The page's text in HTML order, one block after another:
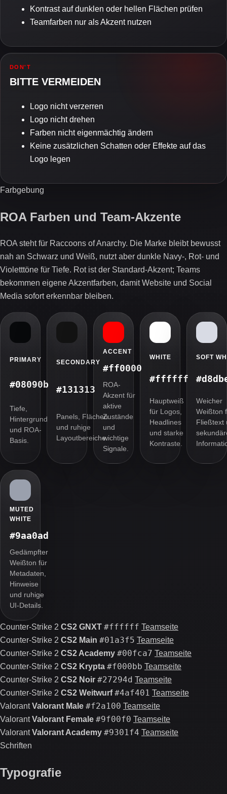
Kontrast auf dunklen oder hellen Flächen prüfen
Teamfarben nur als Akzent nutzen
DON'T
BITTE VERMEIDEN
Logo nicht verzerren
Logo nicht drehen
Farben nicht eigenmächtig ändern
Keine zusätzlichen Schatten oder Effekte auf das
Logo legen
Farbgebung
ROA Farben und Team-Akzente
ROA steht für Raccoons of Anarchy. Die Marke bleibt bewusst
nah an Schwarz und Weiß, nutzt aber dunkle Navy-, Rot- und
Violetttöne für Tiefe. Rot ist der Standard-Akzent; Teams
bekommen eigene Akzentfarben, damit Website und Social
Media sofort erkennbar bleiben.
PRIMARY
#08090b
Tiefe,
Hintergrund
und ROA-
Basis.
SECONDARY
#131313
Panels, Flächen
und ruhige
Layoutbereiche.
ACCENT
#ff0000
ROA-
Akzent für
aktive
Zustände
und
wichtige
Signale.
WHITE
#ffffff
Hauptweiß
für Logos,
Headlines
und starke
Kontraste.
SOFT
Weicher
Weißton
Fließtext
MUTED
WHITE
#9aa0ad
Gedämpfter
Weißton für
Metadaten,
Hinweise
und ruhige
UI-Details.
Counter-Strike 2 CS2 GNXT #ffffff Teamseite
Counter-Strike 2 CS2 Main #01a3f5 Teamseite
Counter-Strike 2 CS2 Academy #00fca7 Teamseite
Counter-Strike 2 CS2 Krypta #f000bb Teamseite
Counter-Strike 2 CS2 Noir #27294d Teamseite
Counter-Strike 2 CS2 Weitwurf #4af401 Teamseite
Valorant Valorant Male #f2a100 Teamseite
Valorant Valorant Female #9f00f0 Teamseite
Valorant Valorant Academy #9301f4 Teamseite
Schriften
Typografie